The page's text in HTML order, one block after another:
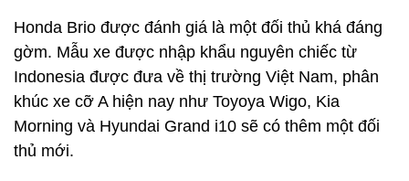
Honda Brio được đánh giá là một đối thủ khá đáng
gờm. Mẫu xe được nhập khẩu nguyên chiếc từ
Indonesia được đưa về thị trường Việt Nam, phân
khúc xe cỡ A hiện nay như Toyoya Wigo, Kia
Morning và Hyundai Grand i10 sẽ có thêm một đối
thủ mới.